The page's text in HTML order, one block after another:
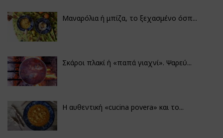
Μαναρόλια ή μπίζα, το ξεχασμένο όσπ...
Σκάροι πλακί ή «παπά γιαχνί». Ψαρεύ...
Η αυθεντική «cucina povera» και το...